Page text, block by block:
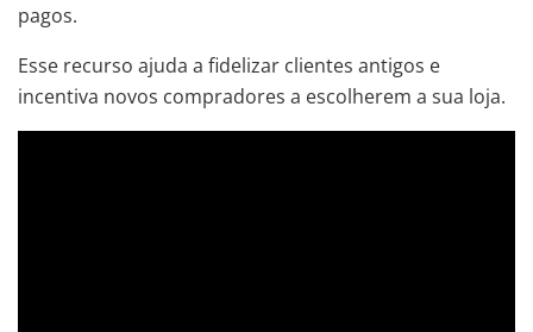
pagos.
Esse recurso ajuda a fidelizar clientes antigos e
incentiva novos compradores a escolherem a sua loja.